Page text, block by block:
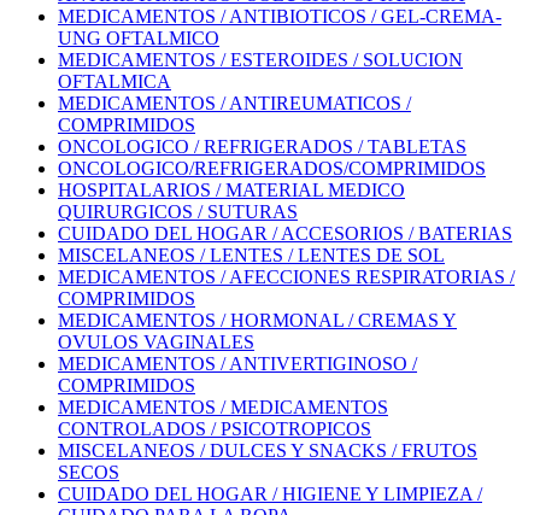
MEDICAMENTOS / ANTIBIOTICOS / GEL-CREMA-
UNG OFTALMICO
MEDICAMENTOS / ESTEROIDES / SOLUCION
OFTALMICA
MEDICAMENTOS / ANTIREUMATICOS /
COMPRIMIDOS
ONCOLOGICO / REFRIGERADOS / TABLETAS
ONCOLOGICO/REFRIGERADOS/COMPRIMIDOS
HOSPITALARIOS / MATERIAL MEDICO
QUIRURGICOS / SUTURAS
CUIDADO DEL HOGAR / ACCESORIOS / BATERIAS
MISCELANEOS / LENTES / LENTES DE SOL
MEDICAMENTOS / AFECCIONES RESPIRATORIAS /
COMPRIMIDOS
MEDICAMENTOS / HORMONAL / CREMAS Y
OVULOS VAGINALES
MEDICAMENTOS / ANTIVERTIGINOSO /
COMPRIMIDOS
MEDICAMENTOS / MEDICAMENTOS
CONTROLADOS / PSICOTROPICOS
MISCELANEOS / DULCES Y SNACKS / FRUTOS
SECOS
CUIDADO DEL HOGAR / HIGIENE Y LIMPIEZA /